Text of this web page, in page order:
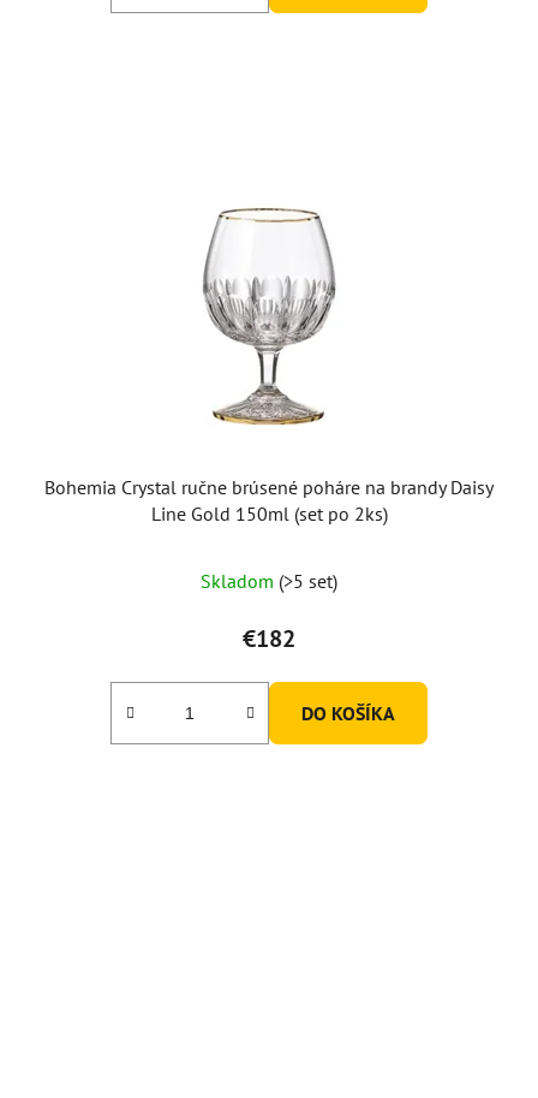
Bohemia Crystal ručne brúsené poháre na brandy Daisy
Line Gold 150ml (set po 2ks)
Skladom (>5 set)
€182
DO KOŠÍKA